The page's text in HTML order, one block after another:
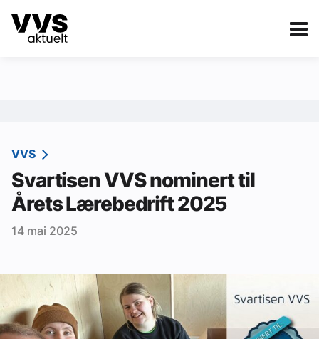
Kategorier
Sanitær
Ventilasjon
Varme og energi
Aktuelle prosjekter
VVS
Svartisen VVS nominert til
Årets Lærebedrift 2025
14 mai 2025